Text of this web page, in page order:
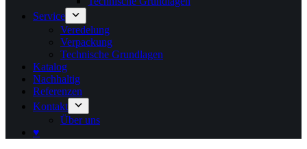
Service
Veredelung
Verpackung
Technische Grundlagen
Katalog
Nachhaltig
Referenzen
Kontakt
Über uns
♥